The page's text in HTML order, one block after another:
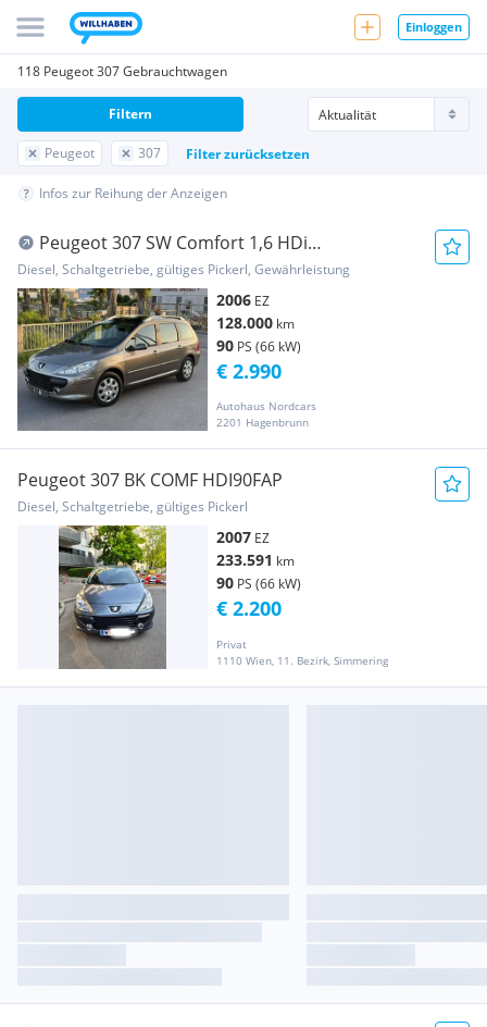
Einloggen
118 Peugeot 307 Gebrauchtwagen
Peugeot 307 Filter zurücksetzen
Filtern
Infos zur Reihung der Anzeigen
Peugeot 307 SW Comfort 1,6 HDi
90***7Sitzer***Finanzier...
Diesel, Schaltgetriebe, gültiges Pickerl, Gewährleistung
2006 EZ
128.000 km
90 PS (66 kW)
Autohaus Nordcars
2201 Hagenbrunn
€ 2.990
Peugeot 307 BK COMF HDI90FAP
Diesel, Schaltgetriebe, gültiges Pickerl
2007 EZ
233.591 km
90 PS (66 kW)
Privat
1110 Wien, 11. Bezirk, Simmering
€ 2.200